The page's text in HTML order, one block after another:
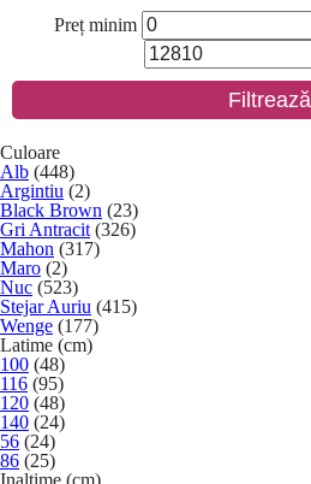
Preț minim
Filtrează
Culoare
Alb (448)
Argintiu (2)
Black Brown (23)
Gri Antracit (326)
Mahon (317)
Maro (2)
Nuc (523)
Stejar Auriu (415)
Wenge (177)
Latime (cm)
100 (48)
116 (95)
120 (48)
140 (24)
56 (24)
86 (25)
Inaltime (cm)